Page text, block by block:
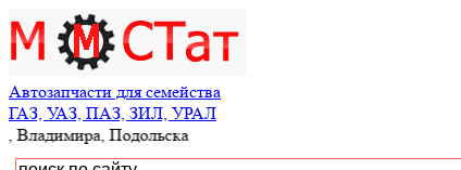
Автозапчасти для семейства
ГАЗ, УАЗ, ПАЗ, ЗИЛ, УРАЛ
Подольска